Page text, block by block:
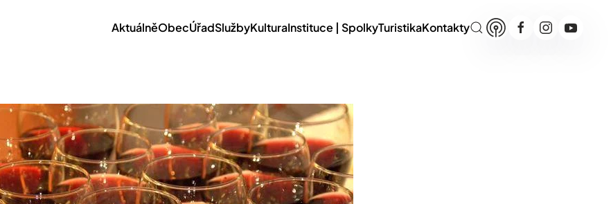
AktuálněObecÚřadSlužbyKulturaInstituce | SpolkyTuristikaKontakty